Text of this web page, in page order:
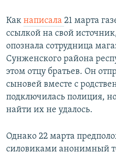
Как написала 21 марта
ссылкой на свой
опознала сотрудница
Сунженского района
этом отцу братьев. Он
сыновей вместе с
подключилась полиция,
найти их не удалось.
Однако 22 марта
силовиками анонимный